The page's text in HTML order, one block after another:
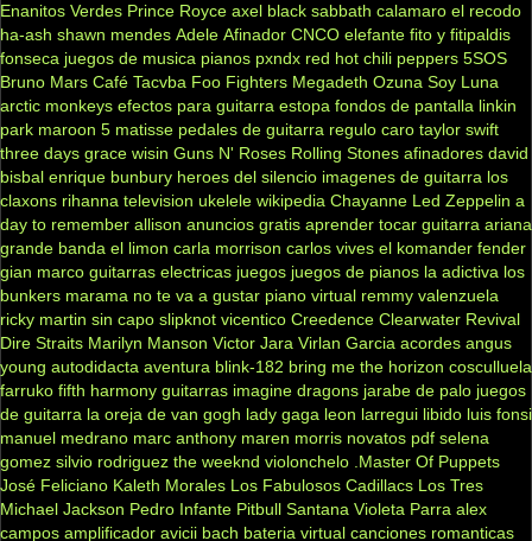
Enanitos Verdes Prince Royce axel black sabbath calamaro el recodo
ha-ash shawn mendes Adele Afinador CNCO elefante fito y fitipaldis
fonseca juegos de musica pianos pxndx red hot chili peppers 5SOS
Bruno Mars Café Tacvba Foo Fighters Megadeth Ozuna Soy Luna
arctic monkeys efectos para guitarra estopa fondos de pantalla linkin
park maroon 5 matisse pedales de guitarra regulo caro taylor swift
three days grace wisin Guns N' Roses Rolling Stones afinadores david
bisbal enrique bunbury heroes del silencio imagenes de guitarra los
claxons rihanna television ukelele wikipedia Chayanne Led Zeppelin a
day to remember allison anuncios gratis aprender tocar guitarra ariana
grande banda el limon carla morrison carlos vives el komander fender
gian marco guitarras electricas juegos juegos de pianos la adictiva los
bunkers marama no te va a gustar piano virtual remmy valenzuela
ricky martin sin capo slipknot vicentico Creedence Clearwater Revival
Dire Straits Marilyn Manson Victor Jara Virlan Garcia acordes angus
young autodidacta aventura blink-182 bring me the horizon cosculluela
farruko fifth harmony guitarras imagine dragons jarabe de palo juegos
de guitarra la oreja de van gogh lady gaga leon larregui libido luis fonsi
manuel medrano marc anthony maren morris novatos pdf selena
gomez silvio rodriguez the weeknd violonchelo .Master Of Puppets
José Feliciano Kaleth Morales Los Fabulosos Cadillacs Los Tres
Michael Jackson Pedro Infante Pitbull Santana Violeta Parra alex
campos amplificador avicii bach bateria virtual canciones romanticas